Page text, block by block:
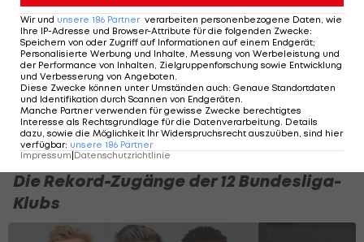
auf insgesamt neun Einsätze.
Die Sommer-
Transferliste der
Bundesliga
Bundesliga
Die Rekord-Zugänge der 12 Bundesliga-
Klubs
Wir und unsere 186 Partner verarbeiten personenbezogene Daten, wie
Ihre IP-Adresse und Browser-Attribute für die folgenden Zwecke:
Speichern von oder Zugriff auf Informationen auf einem Endgerät;
Personalisierte Werbung und Inhalte, Messung von Werbeleistung und
der Performance von Inhalten, Zielgruppenforschung sowie Entwicklung
und Verbesserung von Angeboten
Diese Zwecke können unter Umständen auch: Genaue Standortdaten
und Identifikation durch Scannen von Endgeräten
Manche Partner verwenden für gewisse Zwecke berechtigtes
Interesse als Rechtsgrundlage für die Datenverarbeitung. Details
dazu, sowie die Möglichkeit Ihr Widerspruchsrecht auszuüben, sind hier
verfügbar: unsere 186 Partner
Impressum|Datenschutzrichtlinie